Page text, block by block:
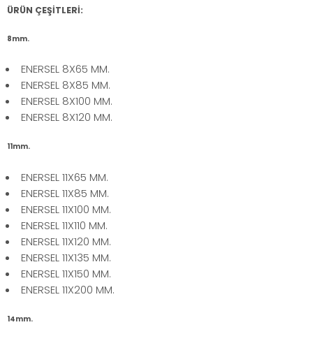
ÜRÜN ÇEŞİTLERİ:
8mm.
ENERSEL 8X65 MM.
ENERSEL 8X85 MM.
ENERSEL 8X100 MM.
ENERSEL 8X120 MM.
11mm.
ENERSEL 11X65 MM.
ENERSEL 11X85 MM.
ENERSEL 11X100 MM.
ENERSEL 11X110 MM.
ENERSEL 11X120 MM.
ENERSEL 11X135 MM.
ENERSEL 11X150 MM.
ENERSEL 11X200 MM.
14mm.